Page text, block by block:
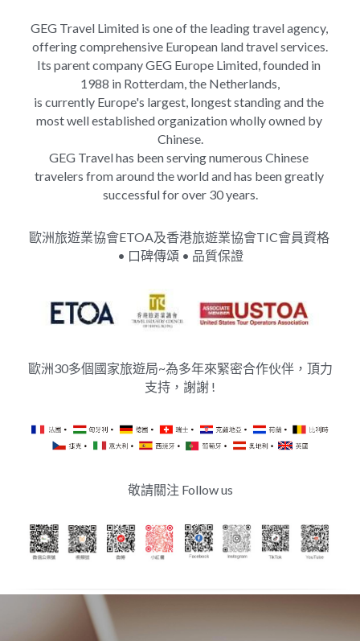
GEG Travel Limited is one of the leading travel agency,
offering comprehensive European land travel services.
Its parent company GEG Europe Limited, founded in
1988 in Rotterdam, the Netherlands,
is currently Europe's largest, longest standing and the
most well established organization wholly owned by
Chinese.
GEG Travel has been serving numerous Chinese
travelers from around the world and has been greatly
successful for over 30 years.
歐洲旅遊業協會ETOA及香港旅遊業協會TIC會員資格
• 口碑傳頌 • 品質保證
歐洲30多個國家旅遊局~為多年來緊密合作伙伴，頂力
支持，謝謝 !
敬請關注 Follow us